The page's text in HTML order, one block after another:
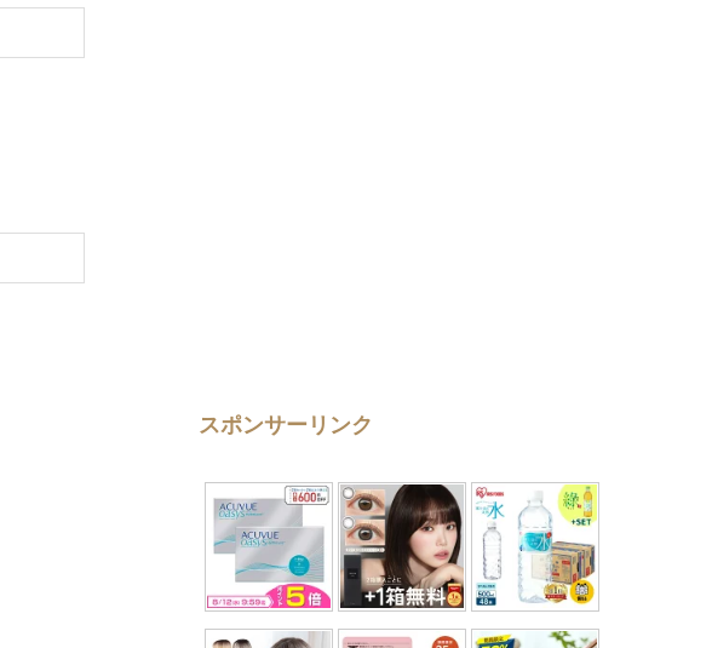
スポンサーリンク